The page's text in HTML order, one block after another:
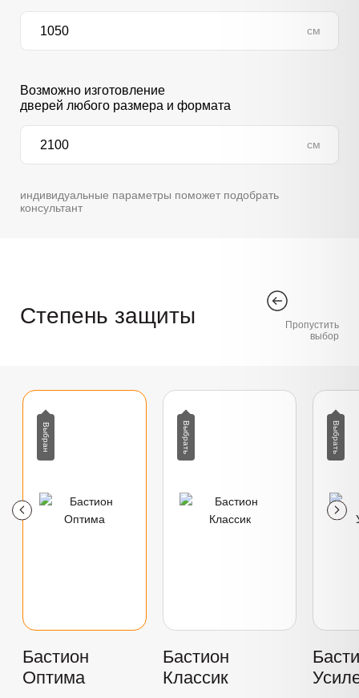
см
Возможно изготовление
дверей любого размера и формата
см
индивидуальные параметры поможет подобрать
консультант
Степень защиты
Пропустить
выбор
Бастион
Оптима
Бастион
Классик